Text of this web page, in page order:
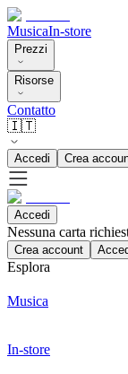
MusicaIn-store
Prezzi
Risorse
Contatto
🇮🇹
Accedi Crea
Accedi
Nessuna carta
Crea account
Esplora
Musica
In-store